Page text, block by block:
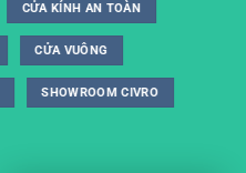
CỬA KÍNH AN TOÀN
CỬA VUÔNG
SHOWROOM CIVRO